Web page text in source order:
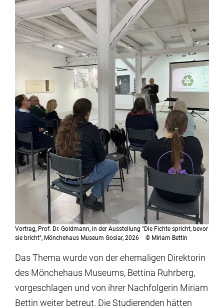
Vortrag, Prof. Dr. Goldmann, in der Ausstellung "Die Fichte spricht, bevor
sie bricht", Mönchehaus Museum Goslar, 2026
© Miriam Bettin
Das Thema wurde von der ehemaligen Direktorin
des Mönchehaus Museums, Bettina Ruhrberg,
vorgeschlagen und von ihrer Nachfolgerin Miriam
Bettin weiter betreut. Die Studierenden hätten